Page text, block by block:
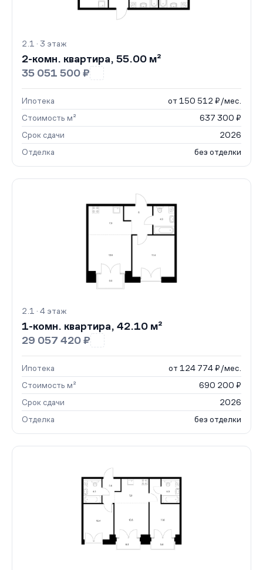
2.1 · 3 этаж
2-комн. квартира, 55.00 м²
35 051 500 ₽
Ипотека
от 150 512 ₽/мес.
Стоимость м²
637 300 ₽
Срок сдачи
2026
Отделка
без отделки
2.1 · 4 этаж
1-комн. квартира, 42.10 м²
29 057 420 ₽
Ипотека
от 124 774 ₽/мес.
Стоимость м²
690 200 ₽
Срок сдачи
2026
Отделка
без отделки